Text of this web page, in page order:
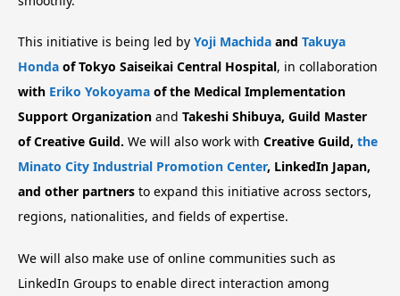
This initiative is being led by Yoji Machida and Takuya
Honda of Tokyo Saiseikai Central Hospital, in collaboration
with Eriko Yokoyama of the Medical Implementation
Support Organization and Takeshi Shibuya, Guild Master
of Creative Guild. We will also work with Creative Guild, the
Minato City Industrial Promotion Center, LinkedIn Japan,
and other partners to expand this initiative across sectors,
regions, nationalities, and fields of expertise.
We will also make use of online communities such as
LinkedIn Groups to enable direct interaction among